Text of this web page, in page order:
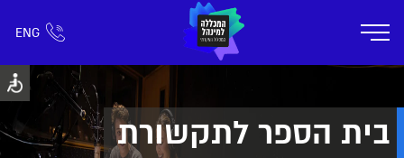
ENG
חפש כל דבר רישום ומידע אזור אישי
אודות תוכניות הלימוד קמפוס דימונה
בית הספר לתקשורת